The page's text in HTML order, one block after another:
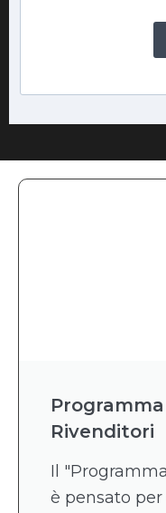
Rivenditori
Il
è pensato